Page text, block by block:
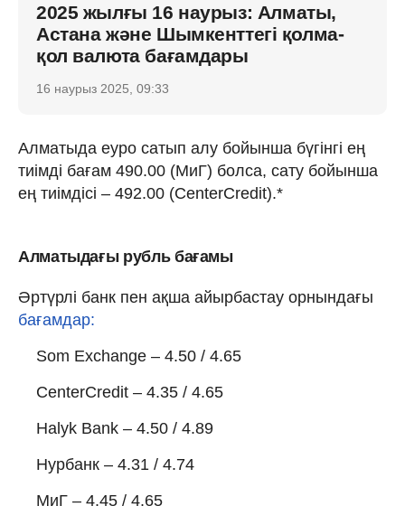
2025 жылғы 16 наурыз: Алматы,
Астана және Шымкенттегі қолма-
қол валюта бағамдары
16 наурыз 2025, 09:33
Алматыда еуро сатып алу бойынша бүгінгі ең
тиімді бағам 490.00 (МиГ) болса, сату бойынша
ең тиімдісі – 492.00 (CenterCredit).*
Алматыдағы рубль бағамы
Әртүрлі банк пен ақша айырбастау орнындағы
бағамдар:
Som Exchange – 4.50 / 4.65
CenterCredit – 4.35 / 4.65
Halyk Bank – 4.50 / 4.89
Нурбанк – 4.31 / 4.74
МиГ – 4.45 / 4.65